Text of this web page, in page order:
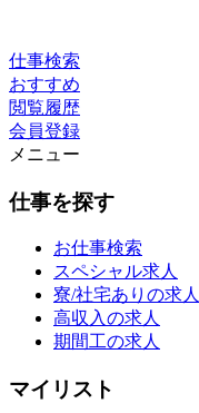
仕事検索
おすすめ
閲覧履歴
会員登録
メニュー
仕事を探す
お仕事検索
スペシャル求人
寮/社宅ありの求人
高収入の求人
期間工の求人
マイリスト